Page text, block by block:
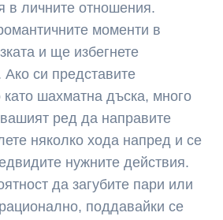
в личните отношения.
моменти в
и ще избегнете
си представите
като шахматна дъска, много
ред да направите
няколко хода напред и се
нужните действия.
да загубите пари или
поддавайки се